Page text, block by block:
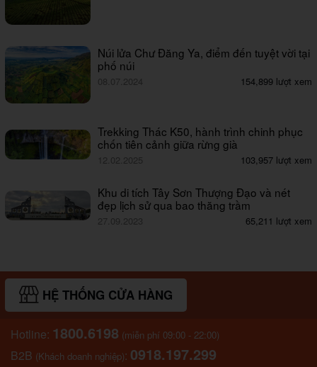
Núi lửa Chư Đăng Ya, điểm đến tuyệt vời tại
phố núi
08.07.2024 154,899 lượt xem
Trekking Thác K50, hành trình chinh phục
chốn tiên cảnh giữa rừng già
12.02.2025 103,957 lượt xem
Khu di tích Tây Sơn Thượng Đạo và nét
đẹp lịch sử qua bao thăng trầm
27.09.2023 65,211 lượt xem
HỆ THỐNG CỬA HÀNG
Hotline: 1800.6198 (miễn phí 09:00 - 22:00)
B2B (Khách doanh nghiệp): 0918.197.299